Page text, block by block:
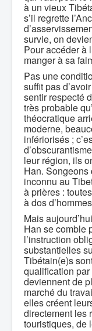
à un vieux
s’il regrette
survie, on
Pour accéder à
manger à sa
Pas une
suffit pas
sentir respecté
très probable
théocratique
moderne,
infériorisés ;
leur région, ils
Han. Songeons
inconnu au
à prières :
à dos
Mais
Han se comble
l’instruction
substantielles
Tibétain(e)s
qualification
deviennent de
marché du
elles créent
directement les
touristiques, de